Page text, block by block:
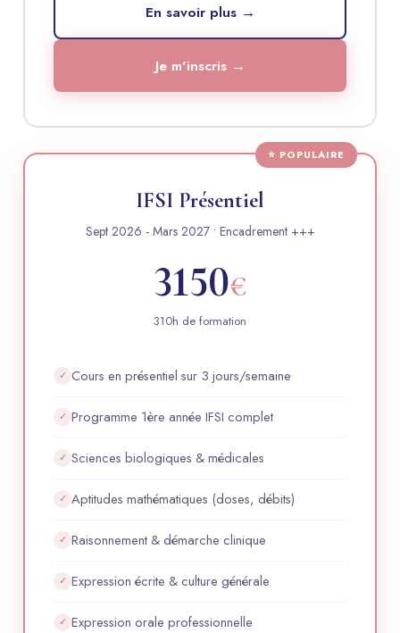
En savoir plus →
Je m'inscris →
IFSI Présentiel
Sept 2026 - Mars 2027 • Encadrement +++
3150€
310h de formation
✓ Cours en présentiel sur 3 jours/semaine
✓ Programme 1ère année IFSI complet
✓ Sciences biologiques & médicales
✓ Aptitudes mathématiques (doses, débits)
✓ Raisonnement & démarche clinique
✓ Expression écrite & culture générale
✓ Expression orale professionnelle